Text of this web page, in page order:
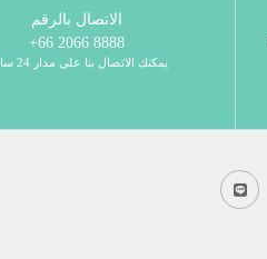
الاتصال بالرقم
8888 2066 66+
يمكنك الاتصال بنا على مدار 24 ساعة